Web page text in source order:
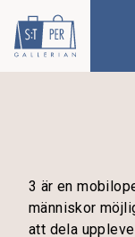
3 är en
människor
att dela